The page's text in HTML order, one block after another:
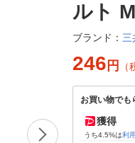
ルト
ブランド： 三
246 円 （
お買い物でも
獲得
うち4.5%は利